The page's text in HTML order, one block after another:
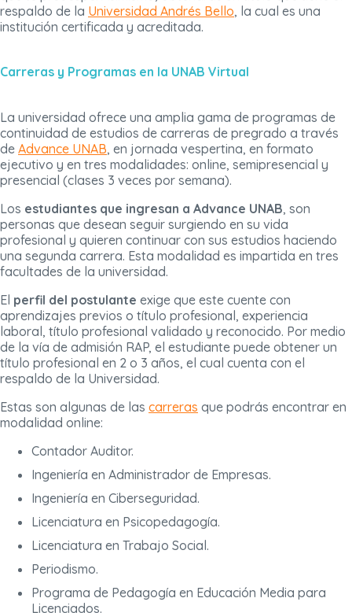
respaldo de la Universidad Andrés Bello, la cual es una
institución certificada y acreditada.
Carreras y Programas en la UNAB Virtual
La universidad ofrece una amplia gama de programas de
continuidad de estudios de carreras de pregrado a través
de Advance UNAB, en jornada vespertina, en formato
ejecutivo y en tres modalidades: online, semipresencial y
presencial (clases 3 veces por semana).
Los estudiantes que ingresan a Advance UNAB, son
personas que desean seguir surgiendo en su vida
profesional y quieren continuar con sus estudios haciendo
una segunda carrera. Esta modalidad es impartida en tres
facultades de la universidad.
El perfil del postulante exige que este cuente con
aprendizajes previos o título profesional, experiencia
laboral, título profesional validado y reconocido. Por medio
de la vía de admisión RAP, el estudiante puede obtener un
título profesional en 2 o 3 años, el cual cuenta con el
respaldo de la Universidad.
Estas son algunas de las carreras que podrás encontrar en
modalidad online:
Contador Auditor.
Ingeniería en Administrador de Empresas.
Ingeniería en Ciberseguridad.
Licenciatura en Psicopedagogía.
Licenciatura en Trabajo Social.
Periodismo.
Programa de Pedagogía en Educación Media para
Licenciados.